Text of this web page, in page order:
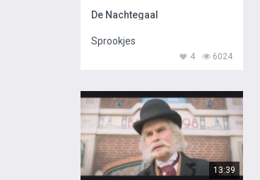
De Nachtegaal
Sprookjes
6024
4
13:39